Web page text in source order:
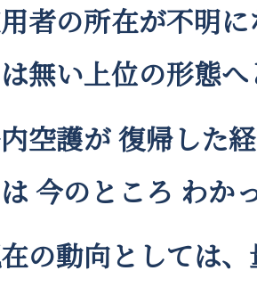
者の所在が不明に
無い上位の形態
空護が 復帰した
今のところ わか
の動向としては、